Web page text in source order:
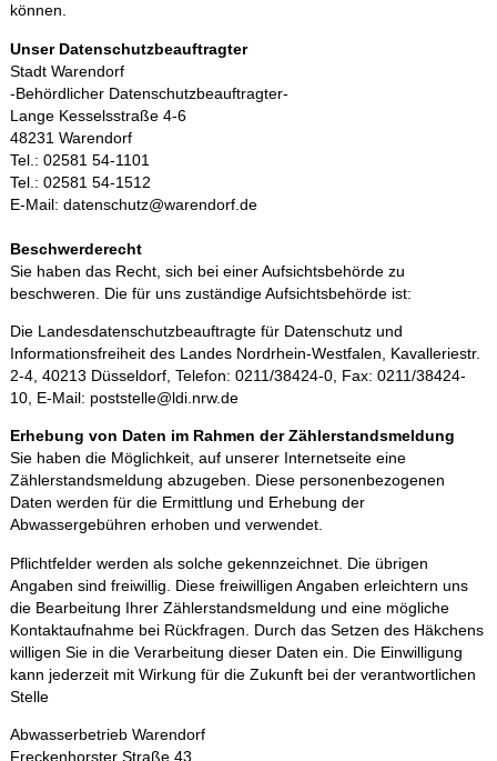
können.
Unser Datenschutzbeauftragter
Stadt Warendorf
‐Behördlicher Datenschutzbeauftragter‐
Lange Kesselsstraße 4‐6
48231 Warendorf
Tel.: 02581 54‐1101
Tel.: 02581 54‐1512
E‐Mail: datenschutz@warendorf.de
Beschwerderecht
Sie haben das Recht, sich bei einer Aufsichtsbehörde zu
beschweren. Die für uns zuständige Aufsichtsbehörde ist:
Die Landesdatenschutzbeauftragte für Datenschutz und
Informationsfreiheit des Landes Nordrhein‐Westfalen, Kavalleriestr.
2‐4, 40213 Düsseldorf, Telefon: 0211/38424‐0, Fax: 0211/38424‐
10, E‐Mail: poststelle@ldi.nrw.de
Erhebung von Daten im Rahmen der Zählerstandsmeldung
Sie haben die Möglichkeit, auf unserer Internetseite eine
Zählerstandsmeldung abzugeben. Diese personenbezogenen
Daten werden für die Ermittlung und Erhebung der
Abwassergebühren erhoben und verwendet.
Pflichtfelder werden als solche gekennzeichnet. Die übrigen
Angaben sind freiwillig. Diese freiwilligen Angaben erleichtern uns
die Bearbeitung Ihrer Zählerstandsmeldung und eine mögliche
Kontaktaufnahme bei Rückfragen. Durch das Setzen des Häkchens
willigen Sie in die Verarbeitung dieser Daten ein. Die Einwilligung
kann jederzeit mit Wirkung für die Zukunft bei der verantwortlichen
Stelle
Abwasserbetrieb Warendorf
Freckenhorster Straße 43